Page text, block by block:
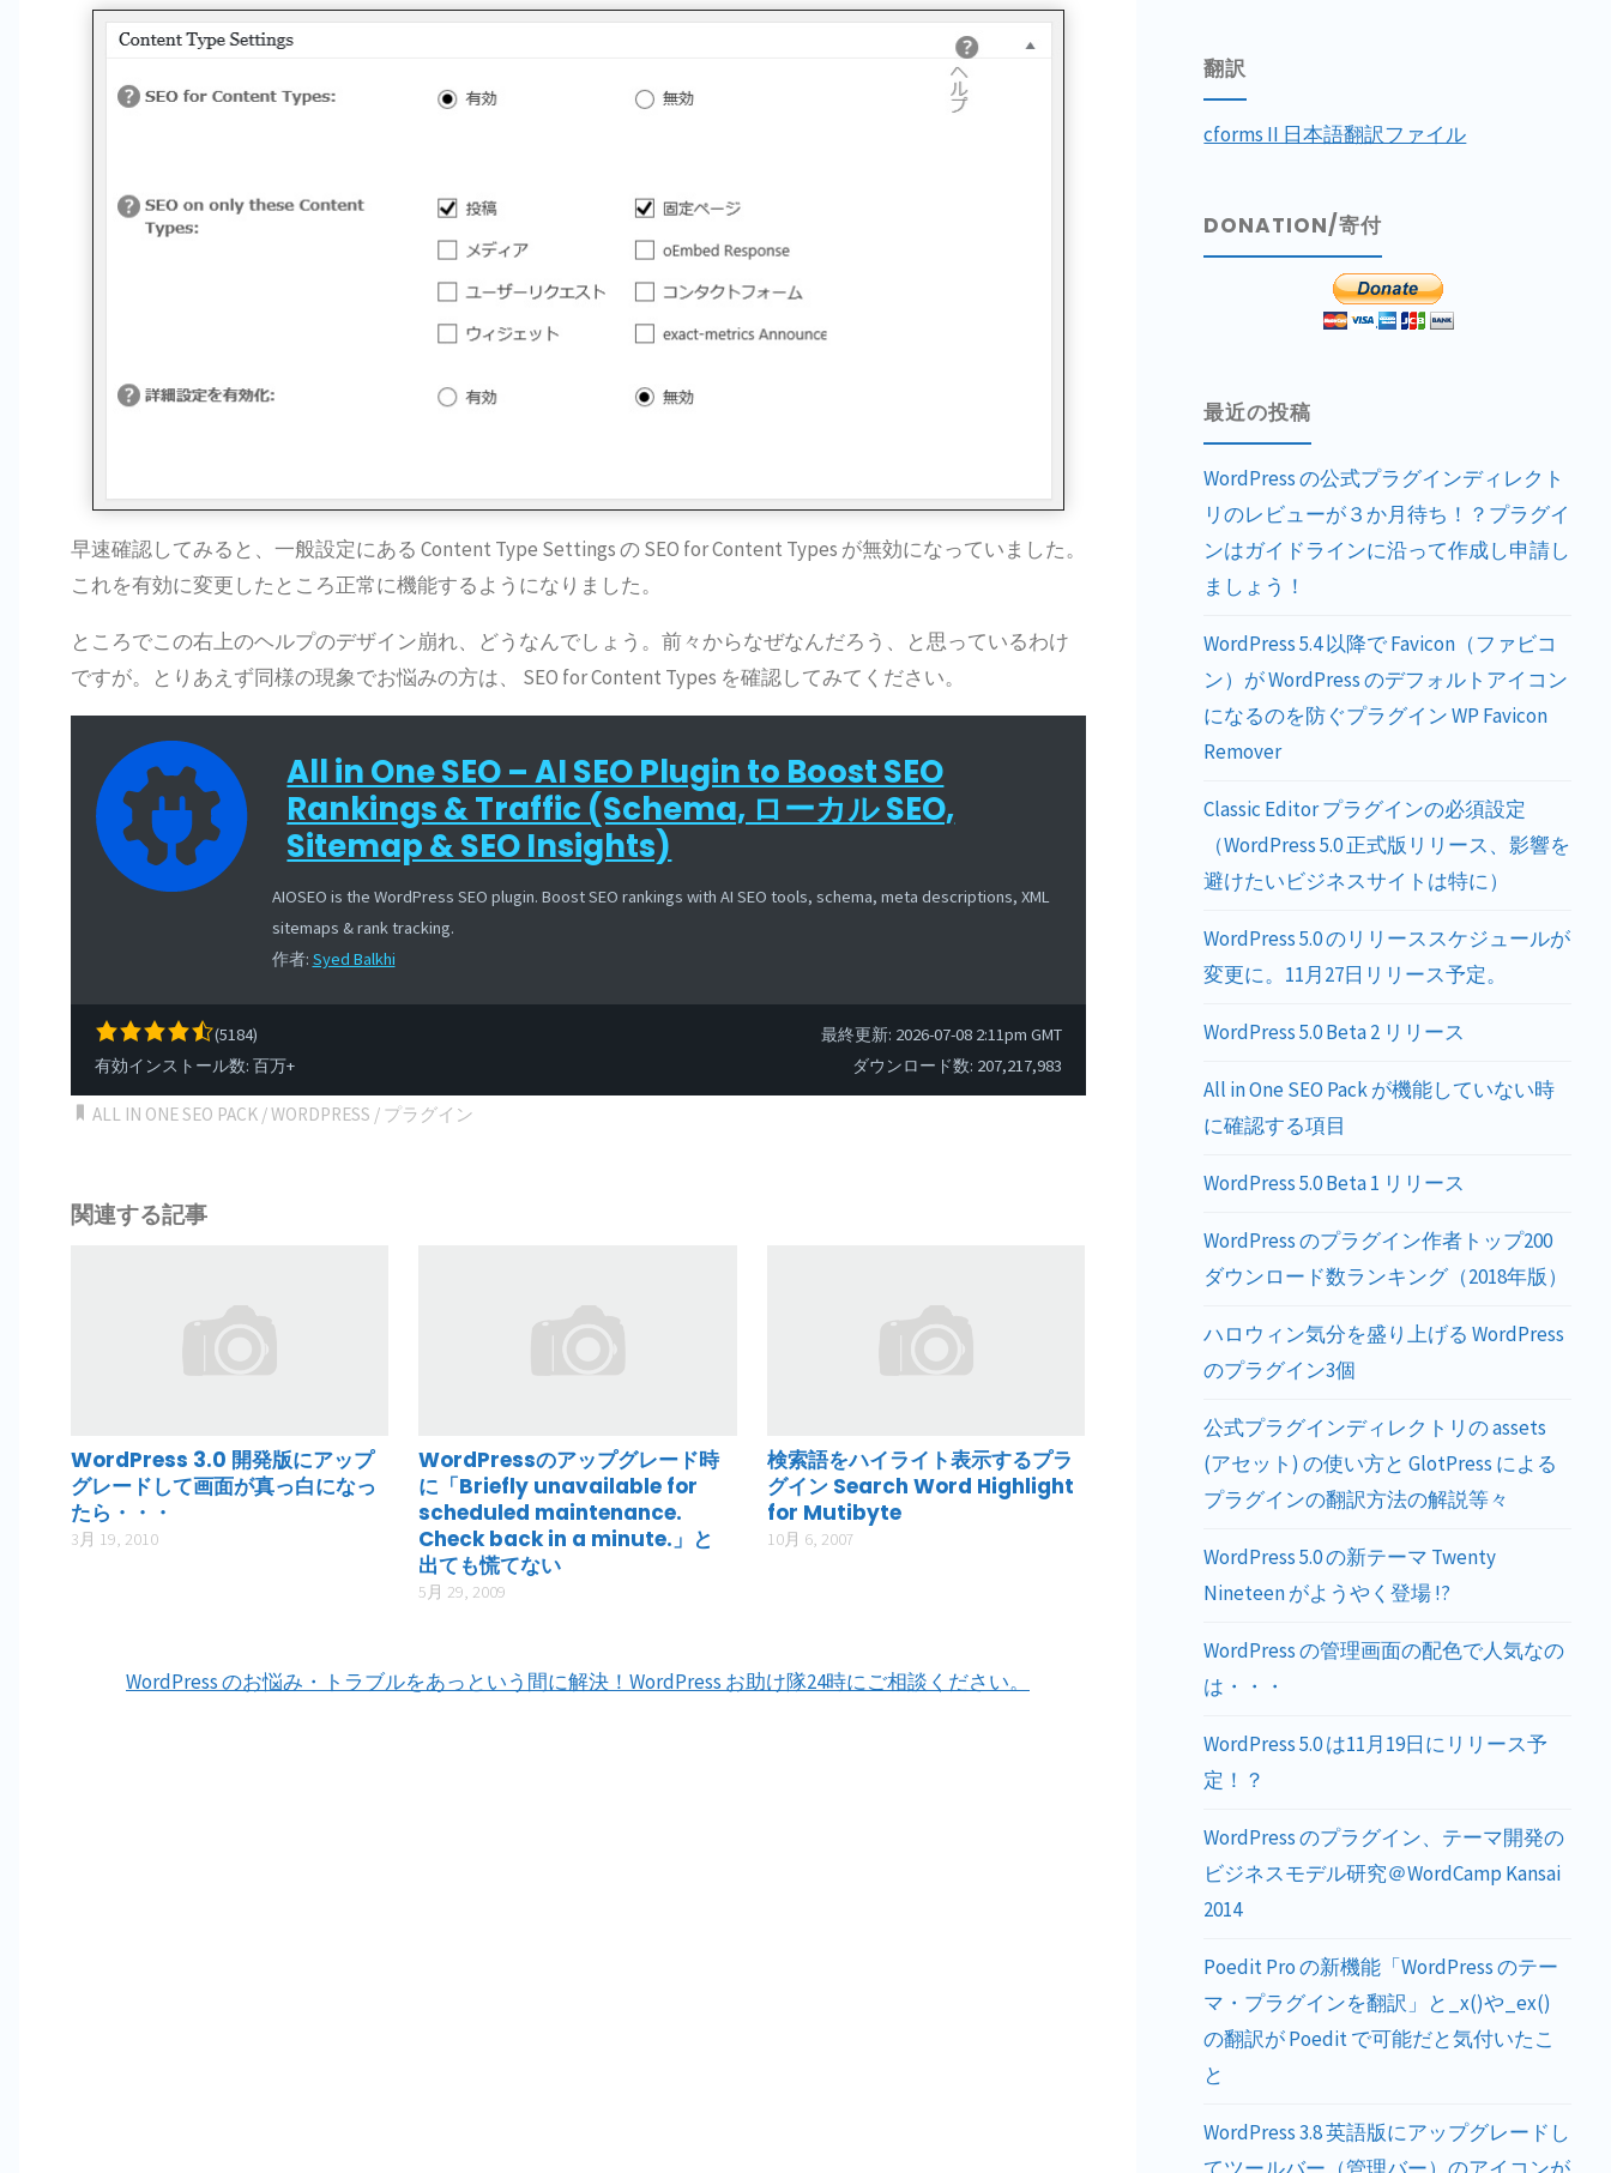
早速確認してみると、一般設定にある Content Type Settings の SEO for Content Types が無効になっていました。
これを有効に変更したところ正常に機能するようになりました。
ところでこの右上のヘルプのデザイン崩れ、どうなんでしょう。前々からなぜなんだろう、と思っているわけ
ですが。とりあえず同様の現象でお悩みの方は、 SEO for Content Types を確認してみてください。
All in One SEO – AI SEO Plugin to Boost SEO
Rankings & Traffic (Schema, ローカル SEO,
Sitemap & SEO Insights)
AIOSEO is the WordPress SEO plugin. Boost SEO rankings with AI SEO tools, schema, meta descriptions, XML
sitemaps & rank tracking.
作者: Syed Balkhi
4.7
rating
based
on
(5184)
最終更新: 2026-07-08 2:11pm GMT
有効インストール数: 百万+
ダウンロード数: 207,217,983
ALL IN ONE SEO PACK/WORDPRESS / プラグイン
関連する記事
WordPress 3.0 開発版にアップ
グレードして画面が真っ白になっ
たら・・・
3月 19, 2010
WordPressのアップグレード時
に「Briefly unavailable for
scheduled maintenance.
Check back in a minute.」と
出ても慌てない
5月 29, 2009
検索語をハイライト表示するプラ
グイン Search Word Highlight
for Mutibyte
10月 6, 2007
WordPress のお悩み・トラブルをあっという間に解決！WordPress お助け隊24時にご相談ください。
翻訳
cforms II 日本語翻訳ファイル
DONATION/寄付
最近の投稿
WordPress の公式プラグインディレクト
リのレビューが３か月待ち！？プラグイ
ンはガイドラインに沿って作成し申請し
ましょう！
WordPress 5.4 以降で Favicon（ファビコ
ン）が WordPress のデフォルトアイコン
になるのを防ぐプラグイン WP Favicon
Remover
Classic Editor プラグインの必須設定
（WordPress 5.0 正式版リリース、影響を
避けたいビジネスサイトは特に）
WordPress 5.0 のリリーススケジュールが
変更に。11月27日リリース予定。
WordPress 5.0 Beta 2 リリース
All in One SEO Pack が機能していない時
に確認する項目
WordPress 5.0 Beta 1 リリース
WordPress のプラグイン作者トップ200
ダウンロード数ランキング（2018年版）
ハロウィン気分を盛り上げる WordPress
のプラグイン3個
公式プラグインディレクトリの assets
(アセット) の使い方と GlotPress による
プラグインの翻訳方法の解説等々
WordPress 5.0 の新テーマ Twenty
Nineteen がようやく登場 !?
WordPress の管理画面の配色で人気なの
は・・・
WordPress 5.0 は11月19日にリリース予
定！？
WordPress のプラグイン、テーマ開発の
ビジネスモデル研究＠WordCamp Kansai
2014
Poedit Pro の新機能「WordPress のテー
マ・プラグインを翻訳」と_x()や_ex()
の翻訳が Poedit で可能だと気付いたこ
と
WordPress 3.8 英語版にアップグレードし